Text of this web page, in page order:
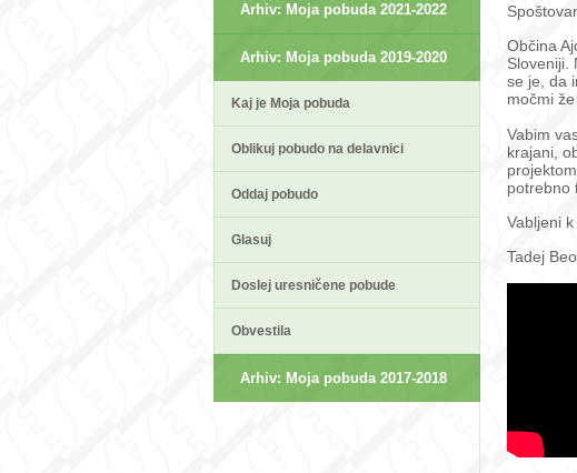
Arhiv: Moja pobuda 2021-2022
Arhiv: Moja pobuda 2019-2020
Kaj je Moja pobuda
Oblikuj pobudo na delavnici
Oddaj pobudo
Glasuj
Doslej uresničene pobude
Obvestila
Arhiv: Moja pobuda 2017-2018
Občina
Sloveniji.
se je, da
močmi
Vabim
krajani,
potrebno
Vabljeni
Tadej